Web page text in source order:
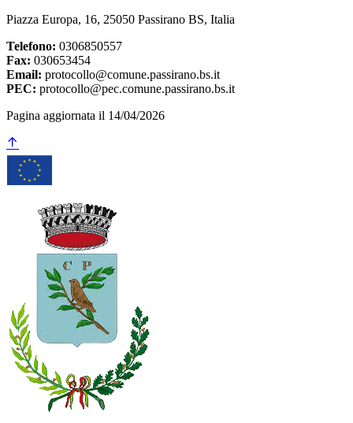
Piazza Europa, 16, 25050 Passirano BS, Italia
Telefono: 0306850557
Fax: 030653454
Email: protocollo@comune.passirano.bs.it
PEC: protocollo@pec.comune.passirano.bs.it
Pagina aggiornata il 14/04/2026